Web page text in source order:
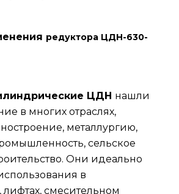
редуктора ЦДН-630-
ЦДН нашли
в многих отраслях,
металлургию,
сельское
Они идеально
в
лифтах, смесительном